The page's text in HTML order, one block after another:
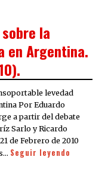
la
en Argentina.
levedad
Por Eduardo
a partir del debate
Sarlo y Ricardo
de Febrero de 2010
Seguir leyendo